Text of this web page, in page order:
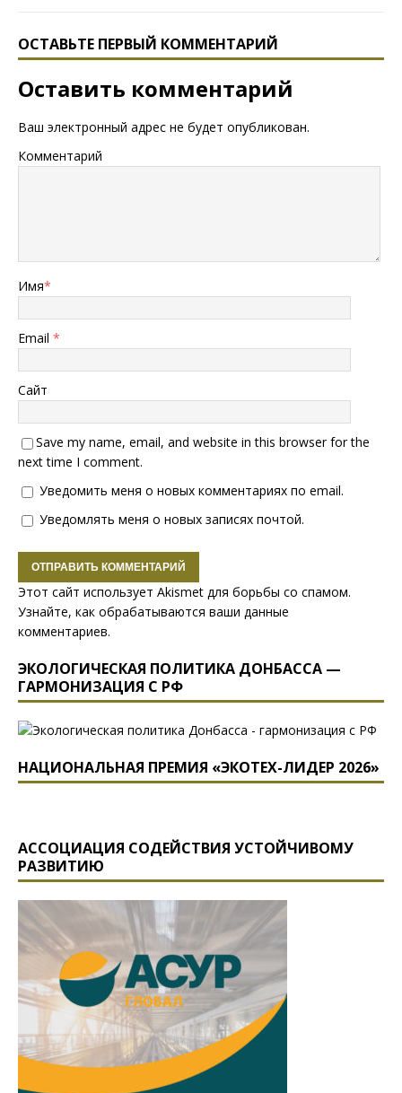
ОСТАВЬТЕ ПЕРВЫЙ КОММЕНТАРИЙ
Оставить комментарий
Ваш электронный адрес не будет опубликован.
Комментарий
Имя*
Email *
Сайт
Save my name, email, and website in this browser for the
next time I comment.
Уведомить меня о новых комментариях по email.
Уведомлять меня о новых записях почтой.
Этот сайт использует Akismet для борьбы со спамом.
Узнайте, как обрабатываются ваши данные
комментариев.
ЭКОЛОГИЧЕСКАЯ ПОЛИТИКА ДОНБАССА —
ГАРМОНИЗАЦИЯ С РФ
НАЦИОНАЛЬНАЯ ПРЕМИЯ «ЭКОТЕХ-ЛИДЕР 2026»
АССОЦИАЦИЯ СОДЕЙСТВИЯ УСТОЙЧИВОМУ
РАЗВИТИЮ